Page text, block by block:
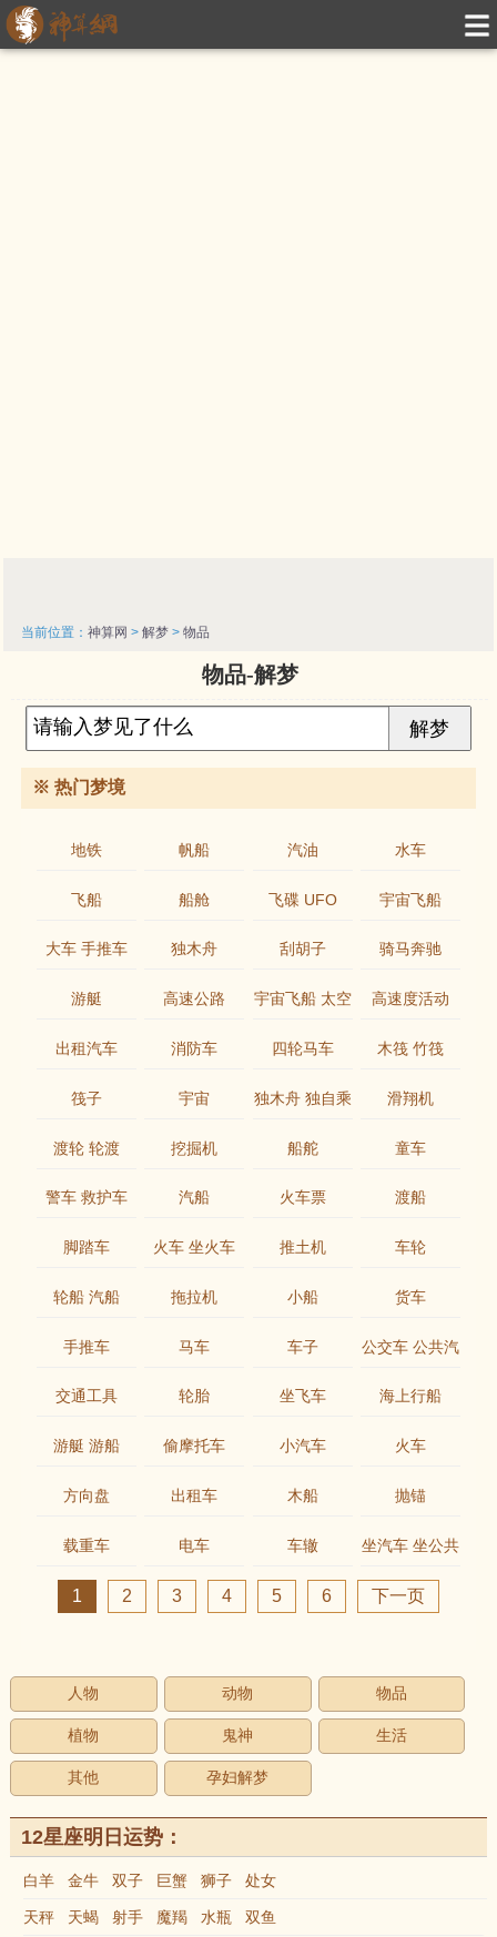
当前位置：神算网 >解梦 >物品
物品-解梦
※ 热门梦境
地铁 帆船 汽油 水车
飞船 船舱 飞碟 UFO 宇宙飞船
大车 手推车 独木舟 刮胡子 骑马奔驰
游艇 高速公路 宇宙飞船 太空
飞船
高速度活动
出租汽车 消防车 四轮马车 木筏 竹筏
筏子 宇宙 独木舟 独自乘
船
滑翔机
渡轮 轮渡 挖掘机 船舵 童车
警车 救护车 汽船 火车票 渡船
脚踏车 火车 坐火车
赶火车
推土机 车轮
轮船 汽船 拖拉机 小船 货车
手推车 马车 车子 公交车 公共汽
车 巴士
交通工具 轮胎 坐飞车 海上行船
游艇 游船 偷摩托车 小汽车 火车
方向盘 出租车 木船 抛锚
载重车 电车 车辙 坐汽车 坐公共
汽车
1 2 3 4 5 6 下一页
人物 动物 物品
植物 鬼神 生活
其他 孕妇解梦
12星座明日运势：
白羊 金牛 双子 巨蟹 狮子 处女
天秤 天蝎 射手 魔羯 水瓶 双鱼